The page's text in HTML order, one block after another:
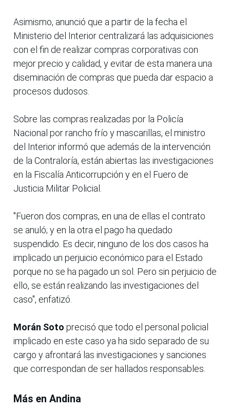
Asimismo, anunció que a partir de la fecha el
Ministerio del Interior centralizará las adquisiciones
con el fin de realizar compras corporativas con
mejor precio y calidad, y evitar de esta manera una
diseminación de compras que pueda dar espacio a
procesos dudosos.
Sobre las compras realizadas por la Policía
Nacional por rancho frío y mascarillas, el ministro
del Interior informó que además de la intervención
de la Contraloría, están abiertas las investigaciones
en la Fiscalía Anticorrupción y en el Fuero de
Justicia Militar Policial.
"Fueron dos compras, en una de ellas el contrato
se anuló; y en la otra el pago ha quedado
suspendido. Es decir, ninguno de los dos casos ha
implicado un perjuicio económico para el Estado
porque no se ha pagado un sol. Pero sin perjuicio de
ello, se están realizando las investigaciones del
caso", enfatizó.
Morán Soto precisó que todo el personal policial
implicado en este caso ya ha sido separado de su
cargo y afrontará las investigaciones y sanciones
que correspondan de ser hallados responsables.
Más en Andina